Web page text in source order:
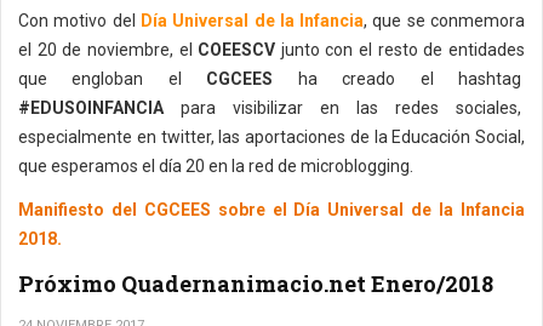
Con motivo del Día Universal de la Infancia, que se conmemora
el 20 de noviembre, el COEESCV junto con el resto de entidades
que engloban el CGCEES
ha creado el hashtag
#EDUSOINFANCIA para visibilizar en las redes sociales,
especialmente en twitter, las aportaciones de la Educación Social,
que esperamos el día 20 en la red de microblogging.
Manifiesto del CGCEES sobre el Día Universal de la Infancia
2018.
Próximo Quadernanimacio.net Enero/2018